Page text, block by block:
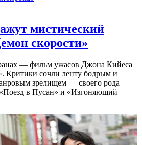
мистический
скорости»
— фильм ужасов Джона Кийеса
Критики сочли ленту бодрым и
зрелищeм — своего рода
в Пусан» и «Изгоняющий